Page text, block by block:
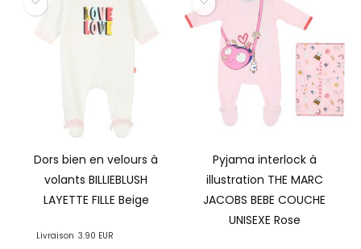
Dors bien en velours à
volants BILLIEBLUSH
LAYETTE FILLE Beige
Livraison 3.90 EUR
Pyjama interlock à
illustration THE MARC
JACOBS BEBE COUCHE
UNISEXE Rose